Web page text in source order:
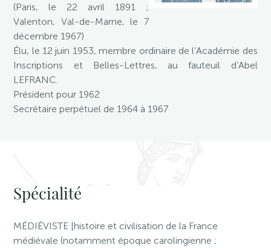
(Paris, le 22 avril 1891 ;
Valenton, Val-de-Marne, le 7
décembre 1967)
Élu, le 12 juin 1953, membre ordinaire de l’Académie des
Inscriptions et Belles-Lettres, au fauteuil d’Abel
LEFRANC.
Président pour 1962
Secrétaire perpétuel de 1964 à 1967
Spécialité
MÉDIÉVISTE [histoire et civilisation de la France
médiévale (notamment époque carolingienne ;